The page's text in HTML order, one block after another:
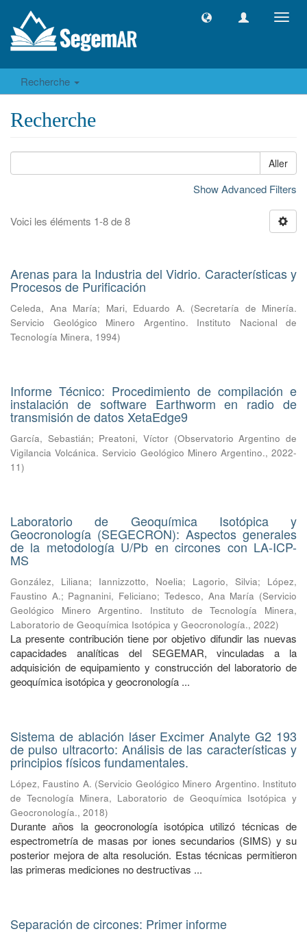
Recherche
Recherche
Aller
Show Advanced Filters
Voici les éléments 1-8 de 8
Arenas para la Industria del Vidrio. Características y
Procesos de Purificación
Celeda, Ana María; Mari, Eduardo A. (Secretaría de Minería.
Servicio Geológico Minero Argentino. Instituto Nacional de
Tecnología Minera, 1994)
Informe Técnico: Procedimiento de compilación e
instalación de software Earthworm en radio de
transmisión de datos XetaEdge9
García, Sebastián; Preatoni, Víctor (Observatorio Argentino de
Vigilancia Volcánica. Servicio Geológico Minero Argentino.,2022-
11)
Laboratorio de Geoquímica Isotópica y
Geocronología (SEGECRON): Aspectos generales
de la metodología U/Pb en circones con LA-ICP-
MS
González, Liliana; Iannizzotto, Noelia; Lagorio, Silvia; López,
Faustino A.; Pagnanini, Feliciano; Tedesco, Ana María (Servicio
Geológico Minero Argentino. Instituto de Tecnología Minera,
Laboratorio de Geoquímica Isotópica y Geocronología., 2022)
La presente contribución tiene por objetivo difundir las nuevas
capacidades analíticas del SEGEMAR, vinculadas a la
adquisición de equipamiento y construcción del laboratorio de
geoquímica isotópica y geocronología ...
Sistema de ablación láser Excimer Analyte G2 193
de pulso ultracorto: Análisis de las características y
principios físicos fundamentales.
López, Faustino A. (Servicio Geológico Minero Argentino. Instituto
de Tecnología Minera, Laboratorio de Geoquímica Isotópica y
Geocronología., 2018)
Durante años la geocronología isotópica utilizó técnicas de
espectrometría de masas por iones secundarios (SIMS) y su
posterior mejora de alta resolución. Estas técnicas permitieron
las primeras mediciones no destructivas ...
Separación de circones: Primer informe